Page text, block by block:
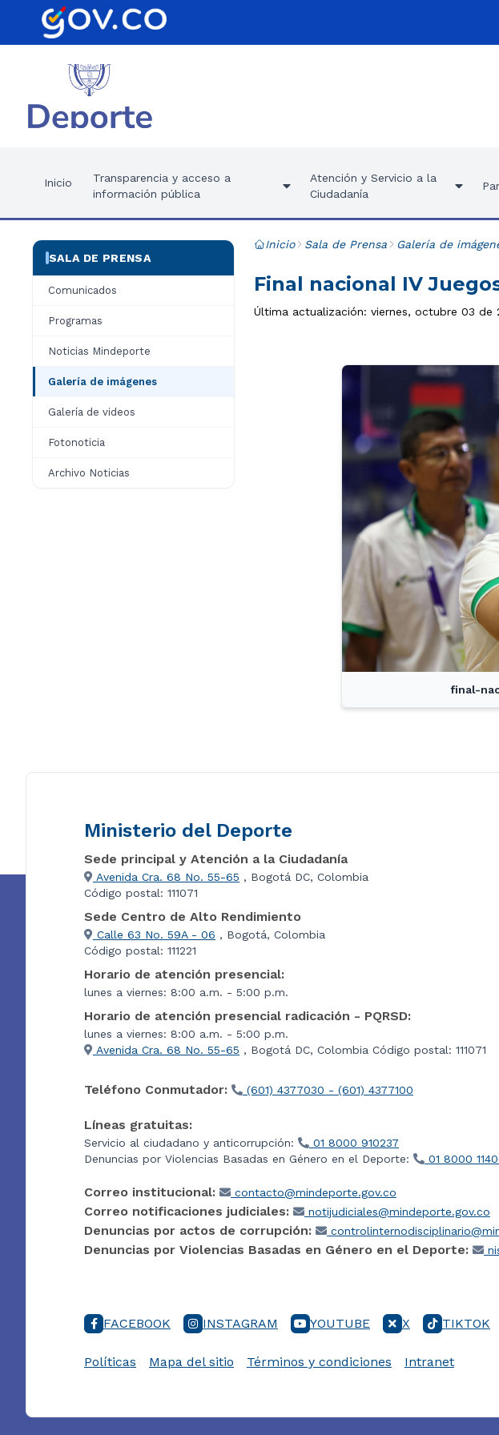
Inicio
Transparencia y acceso a
información pública
Atención y Servicio a la
Ciudadanía
SALA DE PRENSA
Comunicados
Programas
Noticias Mindeporte
Galería de imágenes
Galería de videos
Fotonoticia
Archivo Noticias
Inicio Sala de Prensa Galería de
Final nacional IV
Última actualización: viernes, octubre 03 de
final-
Ministerio del Deporte
Sede principal y Atención a la Ciudadanía
Avenida Cra. 68 No. 55-65 , Bogotá DC, Colombia
Código postal: 111071
Sede Centro de Alto Rendimiento
Calle 63 No. 59A - 06 , Bogotá, Colombia
Código postal: 111221
Horario de atención presencial:
lunes a viernes: 8:00 a.m. - 5:00 p.m.
Horario de atención presencial radicación - PQRSD:
lunes a viernes: 8:00 a.m. - 5:00 p.m.
Avenida Cra. 68 No. 55-65 , Bogotá DC, Colombia Código postal: 111071
Teléfono Conmutador: (601) 4377030 - (601) 4377100
Líneas gratuitas:
Servicio al ciudadano y anticorrupción:
01 8000 910237
Denuncias por Violencias Basadas en Género en el Deporte:
01 8000
Correo institucional: contacto@mindeporte.gov.co
Correo notificaciones judiciales: notijudiciales@mindeporte.gov.co
Denuncias por actos de corrupción:
Denuncias por Violencias Basadas en Género en el Deporte:
FACEBOOK INSTAGRAM YOUTUBE X TIKTOK
Políticas Mapa del sitio Términos y condiciones Intranet